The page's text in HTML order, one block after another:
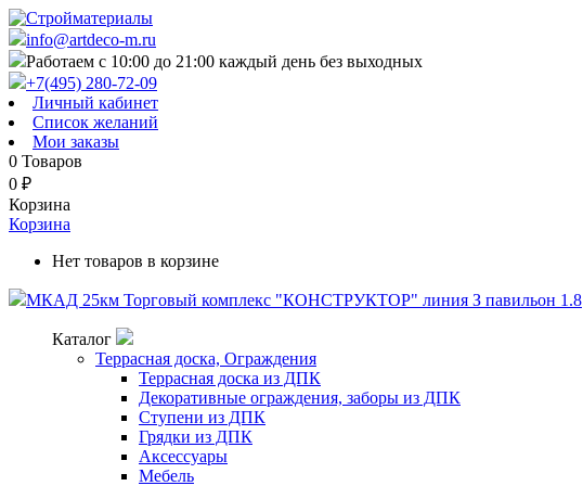
info@artdeco-m.ru
Работаем с 10:00 до 21:00 каждый день без выходных
+7(495) 280-72-09
Личный кабинет
Список желаний
Мои заказы
0 Товаров
0 ₽
Корзина
Корзина
Нет товаров в корзине
МКАД 25км Торговый комплекс "КОНСТРУКТОР" линия З павильон 1.8
Каталог
Террасная доска, Ограждения
Террасная доска из ДПК
Декоративные ограждения, заборы из ДПК
Ступени из ДПК
Грядки из ДПК
Аксессуары
Мебель